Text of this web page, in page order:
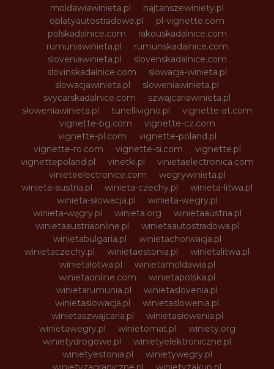
moldawiawinieta.pl
najtanszewiniety.pl
oplatyautostradowe.pl
pl-vignette.com
polskadalnice.com
rakouskadalnice.com
rumuniawinieta.pl
rumunskadalnice.com
sloveniawinieta.pl
slovenskadalnice.com
slovinskadalnice.com
slowacja-winieta.pl
slowacjawinieta.pl
sloweniawinieta.pl
svycarskadalnice.com
szwajcariawinieta.pl
słoweniawinieta.pl
tunellivigno.pl
vignette-at.com
vignette-bg.com
vignette-cz.com
vignette-pl.com
vignette-poland.pl
vignette-ro.com
vignette-si.com
vignette.pl
vignettepoland.pl
vinetki.pl
vinietaelectronica.com
vinieteelectronice.com
wegrywinieta.pl
winieta-austria.pl
winieta-czechy.pl
winieta-litwa.pl
winieta-słowacja.pl
winieta-wegry.pl
winieta-węgry.pl
winieta.org
winietaaustria.pl
winietaaustriaonline.pl
winietaautostradowa.pl
winietabulgaria.pl
winietachorwacja.pl
winietaczechy.pl
winietaestonia.pl
winietalitwa.pl
winietalotwa.pl
winietamoldawia.pl
winietaonline.com
winietapolska.pl
winietarumunia.pl
winietaslovenia.pl
winietaslowacja.pl
winietaslowenia.pl
winietaszwajcaria.pl
winietasłowenia.pl
winietawegry.pl
winietomat.pl
winiety.org
winietydrogowe.pl
winietyelektroniczne.pl
winietyestonia.pl
winietywegry.pl